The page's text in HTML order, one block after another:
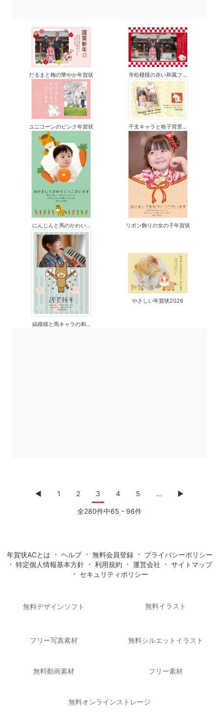
だるまと梅の華やか年賀状 市松模様の赤い和風フ...
ユニコーンのピンク年賀状 干支キャラと格子背景...
にんじんと馬のかわい... リボン飾りの女の子年賀状
縞模様と馬キャラの和...
やさしい年賀状2026
◀︎ 1 2 3 4 5 ... ▶
全280件中65 - 96件
年賀状ACとは ・ ヘルプ・ 無料会員登録・ プライバシーポリシー
・ 特定個人情報基本方針 ・ 利用規約 ・ 運営会社 ・ サイトマップ
・ セキュリティポリシー
無料デザインソフト 無料イラスト
フリー写真素材 無料シルエットイラスト
無料動画素材 フリー素材
無料オンラインストレージ